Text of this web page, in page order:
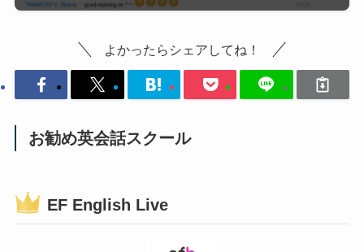
よかったらシェアしてね！
お勧め英会話スクール
EF English Live